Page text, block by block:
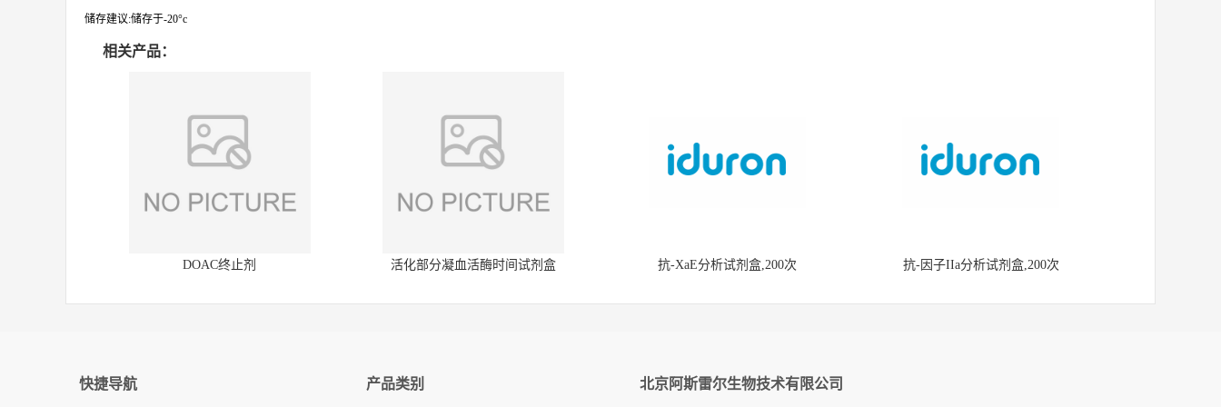
储存建议:储存于-20°c
相关产品：
DOAC终止剂 活化部分凝血活酶时间试剂盒 抗-XaE分析试剂盒,200次 抗-因子IIa分析试剂盒,200次
快捷导航 产品类别 北京阿斯雷尔生物技术有限公司